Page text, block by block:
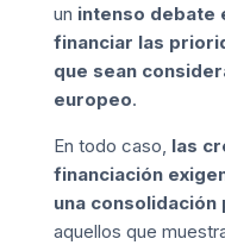
un intenso debate
financiar las
que sean
europeo.
En todo caso, las
financiación
una
aquellos que